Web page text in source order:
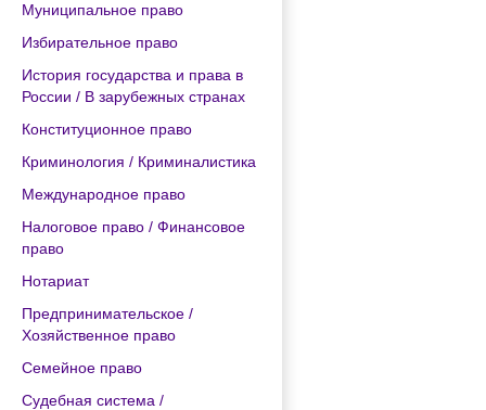
Муниципальное право
Избирательное право
История государства и права в
России / В зарубежных странах
Конституционное право
Криминология / Криминалистика
Международное право
Налоговое право / Финансовое
право
Нотариат
Предпринимательское /
Хозяйственное право
Семейное право
Судебная система /